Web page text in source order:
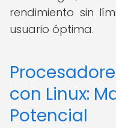
rendimiento sin
usuario óptima.
con Linux:
Potencial